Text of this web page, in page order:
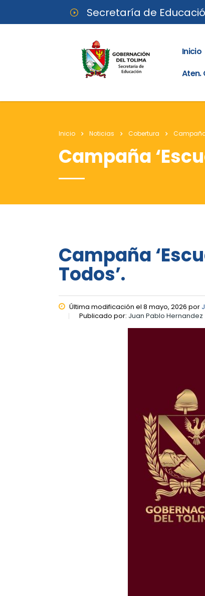
Secretaría de
Inicio
Aten.
Inicio Noticias Cobertura Campaña
Campaña
Campaña
Todos’.
Última modificación el 8 mayo, 2026 por
Publicado por: Juan Pablo Hernandez